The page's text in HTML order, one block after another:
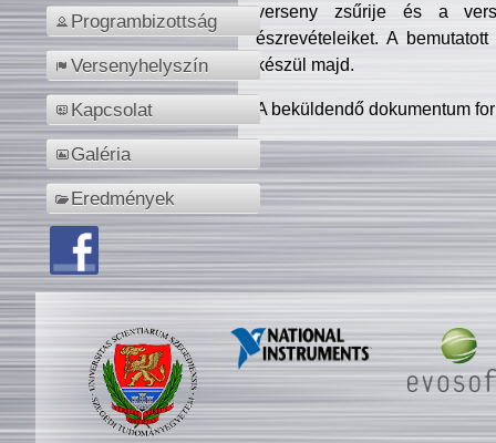
Programbizottság
Versenyhelyszín
Kapcsolat
Galéria
Eredmények
verseny zsűrije és a
észrevételeiket. A
készül majd.
A beküldendő dokumentum